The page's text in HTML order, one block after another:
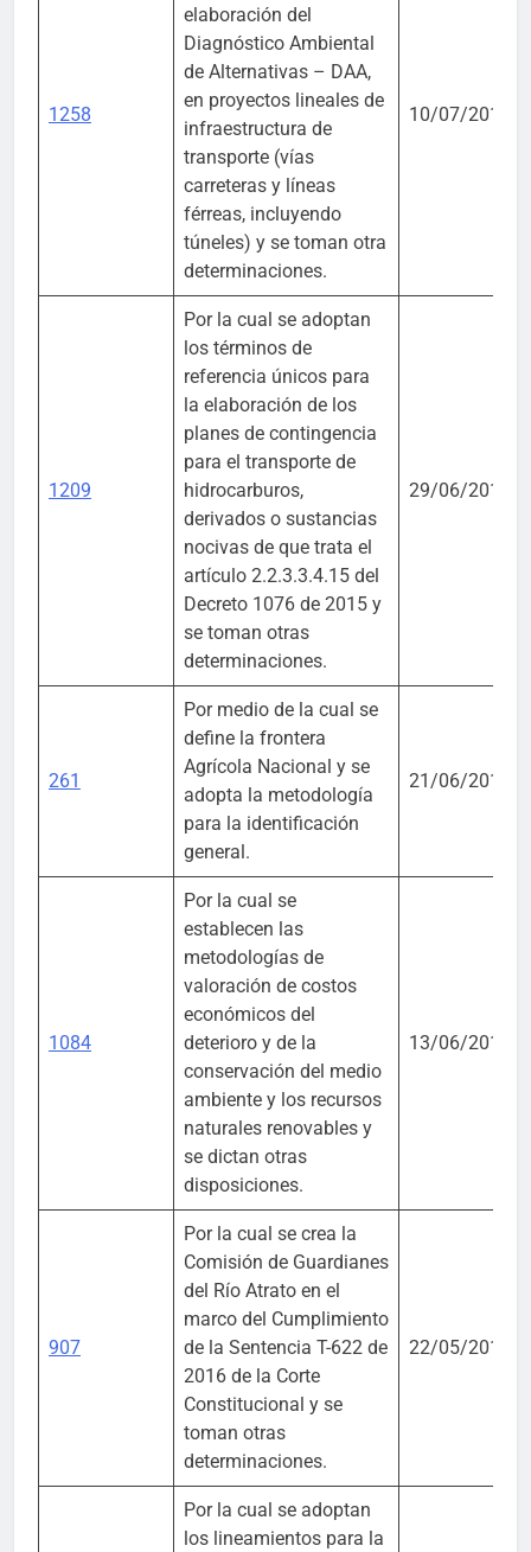
1258
elaboración del
Diagnóstico Ambiental
de Alternativas – DAA,
en proyectos lineales de
infraestructura de
transporte (vías
carreteras y líneas
férreas, incluyendo
túneles) y se toman otra
determinaciones.
10/07/2018
1209
Por la cual se adoptan
los términos de
referencia únicos para
la elaboración de los
planes de contingencia
para el transporte de
hidrocarburos,
derivados o sustancias
nocivas de que trata el
artículo 2.2.3.3.4.15 del
Decreto 1076 de 2015 y
se toman otras
determinaciones.
29/06/2018
261
Por medio de la cual se
define la frontera
Agrícola Nacional y se
adopta la metodología
para la identificación
general.
21/06/2018
1084
Por la cual se
establecen las
metodologías de
valoración de costos
económicos del
deterioro y de la
conservación del medio
ambiente y los recursos
naturales renovables y
se dictan otras
disposiciones.
13/06/2018
907
Por la cual se crea la
Comisión de Guardianes
del Río Atrato en el
marco del Cumplimiento
de la Sentencia T-622 de
2016 de la Corte
Constitucional y se
toman otras
determinaciones.
22/05/2018
Por la cual se adoptan
los lineamientos para la